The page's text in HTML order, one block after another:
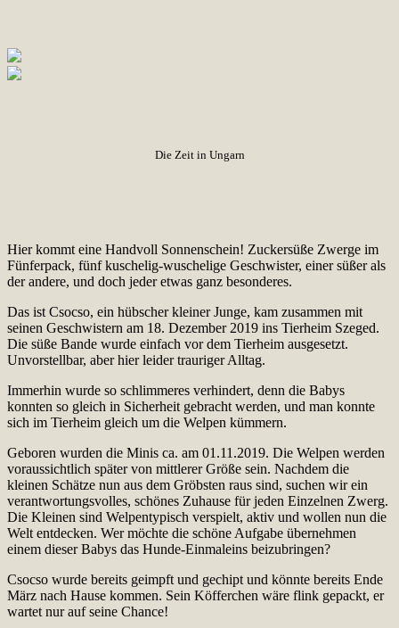
Die Zeit in Ungarn
Hier kommt eine Handvoll Sonnenschein! Zuckersüße Zwerge im
Fünferpack, fünf kuschelig-wuschelige Geschwister, einer süßer als
der andere, und doch jeder etwas ganz besonderes.
Das ist Csocso, ein hübscher kleiner Junge, kam zusammen mit
seinen Geschwistern am 18. Dezember 2019 ins Tierheim Szeged.
Die süße Bande wurde einfach vor dem Tierheim ausgesetzt.
Unvorstellbar, aber hier leider trauriger Alltag.
Immerhin wurde so schlimmeres verhindert, denn die Babys
konnten so gleich in Sicherheit gebracht werden, und man konnte
sich im Tierheim gleich um die Welpen kümmern.
Geboren wurden die Minis ca. am 01.11.2019. Die Welpen werden
voraussichtlich später von mittlerer Größe sein. Nachdem die
kleinen Schätze nun aus dem Gröbsten raus sind, suchen wir ein
verantwortungsvolles, schönes Zuhause für jeden Einzelnen Zwerg.
Die Kleinen sind Welpentypisch verspielt, aktiv und wollen nun die
Welt entdecken. Wer möchte die schöne Aufgabe übernehmen
einem dieser Babys das Hunde-Einmaleins beizubringen?
Csocso wurde bereits geimpft und gechipt und könnte bereits Ende
März nach Hause kommen. Sein Köfferchen wäre flink gepackt, er
wartet nur auf seine Chance!